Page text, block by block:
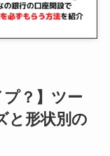
プ？】ツー
と形状別の